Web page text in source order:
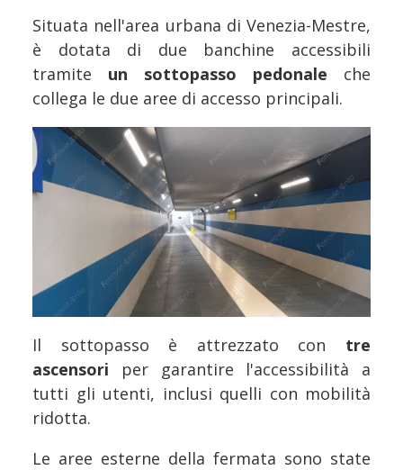
Situata nell'area urbana di Venezia-Mestre,
è dotata di due banchine accessibili
tramite un sottopasso pedonale che
collega le due aree di accesso principali.
Il sottopasso è attrezzato con tre
ascensori per garantire l'accessibilità a
tutti gli utenti, inclusi quelli con mobilità
ridotta.
Le aree esterne della fermata sono state